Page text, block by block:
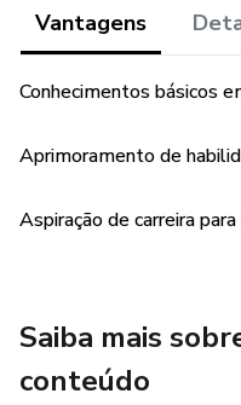
Vantagens
Conhecimentos básicos
Aprimoramento de
Aspiração de carreira
Saiba mais
conteúdo